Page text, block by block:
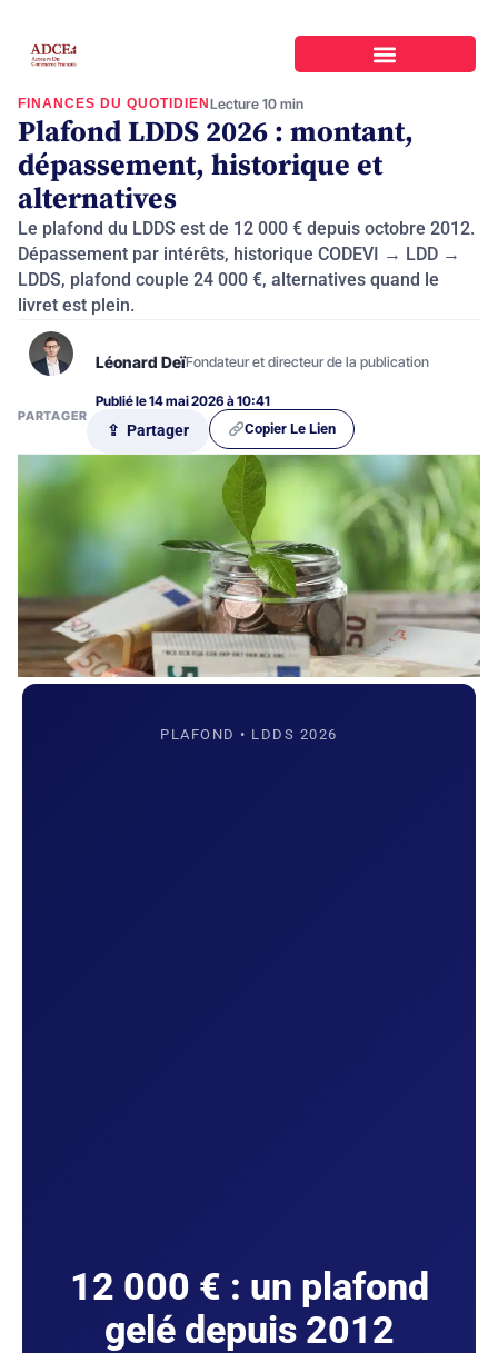
FINANCES DU QUOTIDIENLecture 10 min
Plafond LDDS 2026 : montant,
dépassement, historique et
alternatives
Le plafond du LDDS est de 12 000 € depuis octobre 2012.
Dépassement par intérêts, historique CODEVI → LDD →
LDDS, plafond couple 24 000 €, alternatives quand le
livret est plein.
Léonard DeïFondateur et directeur de la publication
Publié le 14 mai 2026 à 10:41
PARTAGER
⇪ Partager Copier Le Lien
PLAFOND • LDDS 2026
12 000 € : un plafond
gelé depuis 2012